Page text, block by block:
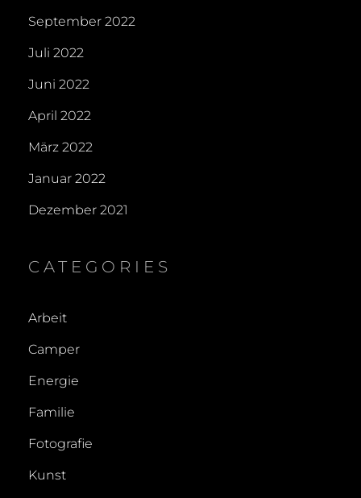
September 2022
Juli 2022
Juni 2022
April 2022
März 2022
Januar 2022
Dezember 2021
CATEGORIES
Arbeit
Camper
Energie
Familie
Fotografie
Kunst